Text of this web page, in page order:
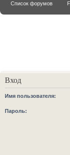
Список форумов
Вход
Имя пользователя:
Пароль: